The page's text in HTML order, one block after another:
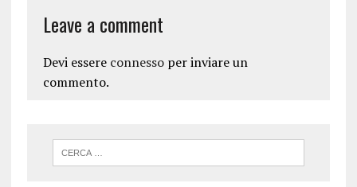
Leave a comment
Devi essere connessoper inviare un
commento.